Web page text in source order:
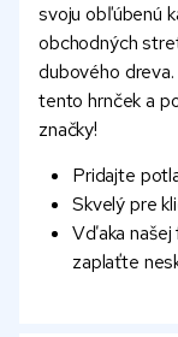
svoju obľúbenú
obchodných
dubového
tento hrnček a
značky!
Pridajte
Skvelý pre
Vďaka
zaplaťte